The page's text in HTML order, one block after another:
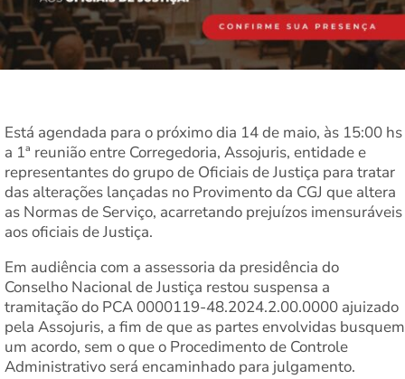
Está agendada para o próximo dia 14 de maio, às 15:00 hs
a 1ª reunião entre Corregedoria, Assojuris, entidade e
representantes do grupo de Oficiais de Justiça para tratar
das alterações lançadas no Provimento da CGJ que altera
as Normas de Serviço, acarretando prejuízos imensuráveis
aos oficiais de Justiça.
Em audiência com a assessoria da presidência do
Conselho Nacional de Justiça restou suspensa a
tramitação do PCA 0000119-48.2024.2.00.0000 ajuizado
pela Assojuris, a fim de que as partes envolvidas busquem
um acordo, sem o que o Procedimento de Controle
Administrativo será encaminhado para julgamento.